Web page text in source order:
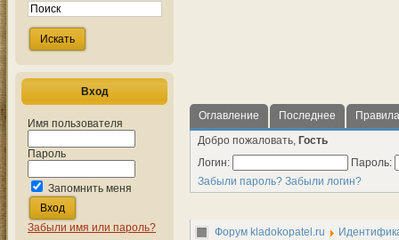
Вход
Имя пользователя
Пароль
Запомнить меня
Забыли имя или пароль?
Оглавление Последнее
Правила
Добро пожаловать, Гость
Логин:
Пароль:
Забыли пароль? Забыли логин?
Форум kladokopatel.ru